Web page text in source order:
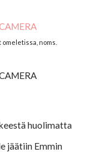
noms.
huolimatta
jäätiin Emmin